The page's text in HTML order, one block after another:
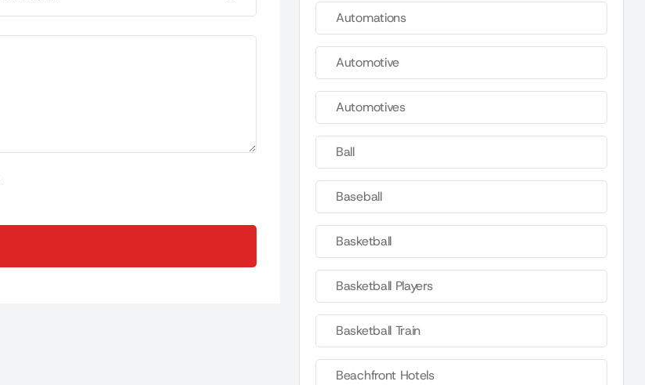
Automations
Automotive
Automotives
Ball
Baseball
Basketball
Basketball Players
Basketball Train
Beachfront Hotels